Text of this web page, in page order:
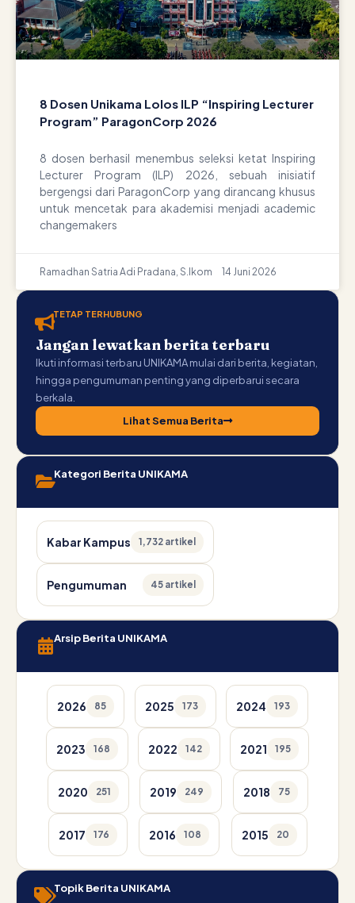
8 Dosen Unikama Lolos ILP “Inspiring Lecturer
Program” ParagonCorp 2026
8 dosen berhasil menembus seleksi ketat Inspiring
Lecturer Program (ILP) 2026, sebuah inisiatif
bergengsi dari ParagonCorp yang dirancang khusus
untuk mencetak para akademisi menjadi academic
changemakers
Ramadhan Satria Adi Pradana, S.Ikom 14 Juni 2026
TETAP TERHUBUNG
Jangan lewatkan berita terbaru
Ikuti informasi terbaru UNIKAMA mulai dari berita, kegiatan,
hingga pengumuman penting yang diperbarui secara
berkala.
Lihat Semua Berita
Kategori Berita UNIKAMA
Kabar Kampus 1,732 artikel
Pengumuman 45 artikel
Arsip Berita UNIKAMA
2026 85 2025 173 2024 193
2023 168 2022 142 2021 195
2020 251 2019 249 2018 75
2017 176 2016 108 2015 20
Topik Berita UNIKAMA